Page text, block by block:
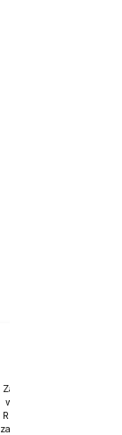
Zakupy online z
wyprzedziła moje
Rzetelni i uprzejmi.
zapakowany towar. E-